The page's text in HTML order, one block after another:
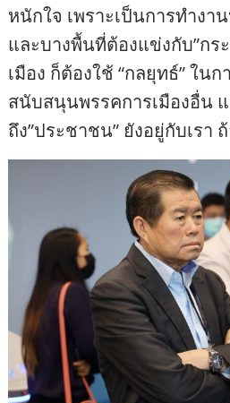
หนักใจ เพราะเป็นการทำง
และบางพื้นที่ต้องแข่งกับ”กร
เมือง ก็ต้องใช้ “กลยุทธ์” ใน
สนับสนุนพรรคการเมืองอื่น แ
ถึง”ประชาชน” ยังอยู่กับเรา